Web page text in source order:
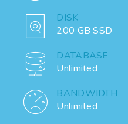
DISK
200 GB SSD
DATABASE
Unlimited
BANDWIDTH
Unlimited